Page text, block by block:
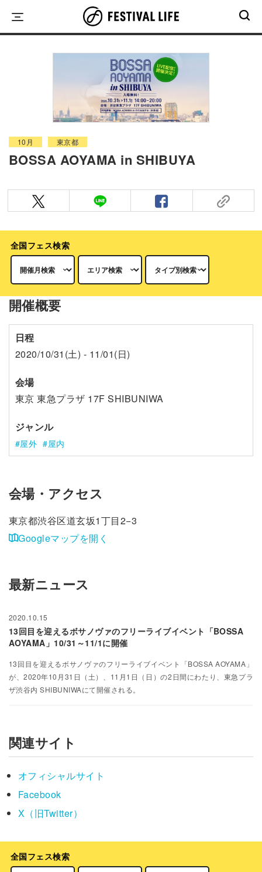
content
10月 東京都
BOSSA AOYAMA in SHIBUYA
全国フェス検索
開催概要
日程
2020/10/31(土) - 11/01(日)
会場
東京 東急プラザ 17F SHIBUNIWA
ジャンル
屋外 屋内
会場・アクセス
東京都渋谷区道玄坂1丁目2−3
Googleマップを開く
最新ニュース
2020.10.15
13回目を迎えるボサノヴァのフリーライブイベント「BOSSA
AOYAMA」10/31～11/1に開催
13回目を迎えるボサノヴァのフリーライブイベント「BOSSA AOYAMA」
が、2020年10月31日（土）、11月1日（日）の2日間にわたり、東急プラ
ザ渋谷内 SHIBUNIWAにて開催される。
関連サイト
オフィシャルサイト
Facebook
X（旧Twitter）
全国フェス検索